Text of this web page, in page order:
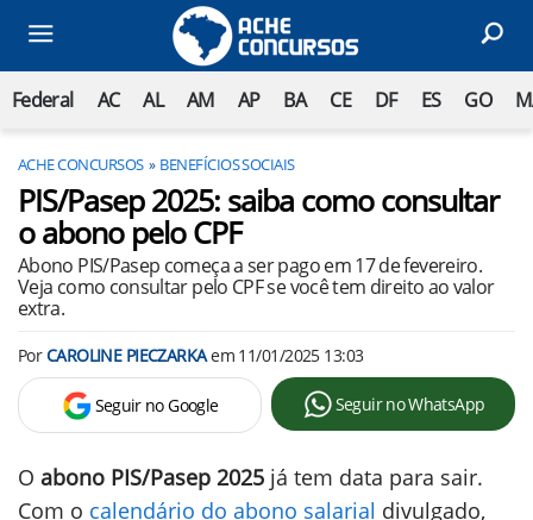
Federal AC AL AM AP BA CE DF ES GO
ACHE CONCURSOS BENEFÍCIOS SOCIAIS
PIS/Pasep 2025: saiba como consultar
o abono pelo CPF
Abono PIS/Pasep começa a ser pago em 17 de fevereiro.
Veja como consultar pelo CPF se você tem direito ao valor
extra.
PorCAROLINE PIECZARKAem 11/01/2025 13:03
Seguir no Google Seguir no WhatsApp
O abono PIS/Pasep 2025 já tem data para sair.
Com o calendário do abono salarial divulgado,